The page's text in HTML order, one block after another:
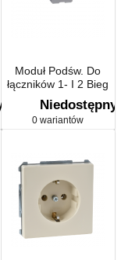
Moduł Podśw. Do
łączników 1- I 2 Bieg
Niedostępny
0 wariantów